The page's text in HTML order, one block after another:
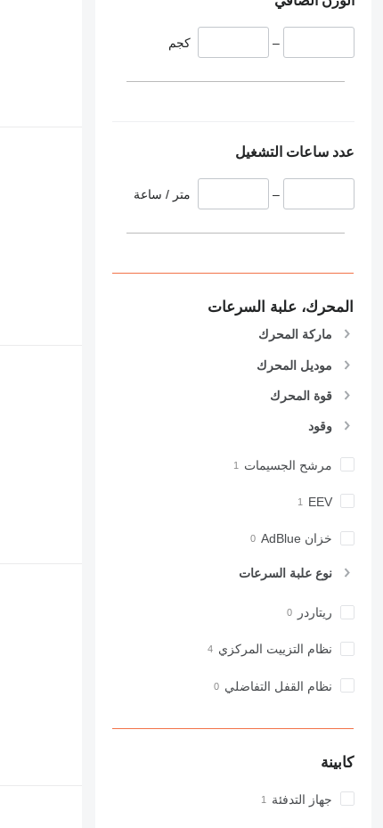
– كجم
عدد ساعات التشغيل
– متر / ساعة
المحرك، علبة السرعات
ماركة المحرك
موديل المحرك
قوة المحرك
وقود
مرشح الجسيمات
EEV
خزان AdBlue
نوع علبة السرعات
ريتاردر
نظام التزييت المركزي
نظام القفل التفاضلي
كابينة
جهاز التدفئة